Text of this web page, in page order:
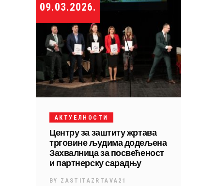
09.03.2026.
АКТУЕЛНОСТИ
Центру за заштиту жртава
трговине људима додељена
Захвалница за посвећеност
и партнерску сарадњу
BY ZASTITAZRTAVA21